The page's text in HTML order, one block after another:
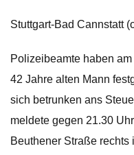
Stuttgart-Bad Cannstatt
Polizeibeamte haben
42 Jahre alten Mann
sich betrunken ans
meldete gegen 21.30
Beuthener Straße